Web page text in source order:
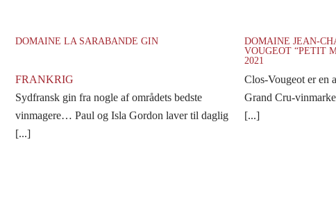
DOMAINE LA SARABANDE GIN
FRANKRIG
Sydfransk gin fra nogle af områdets bedste
vinmagere… Paul og Isla Gordon laver til daglig
[...]
DOMAINE JEAN-
VOUGEOT “PETIT
2021
Clos-Vougeot er en
Grand Cru-
[...]